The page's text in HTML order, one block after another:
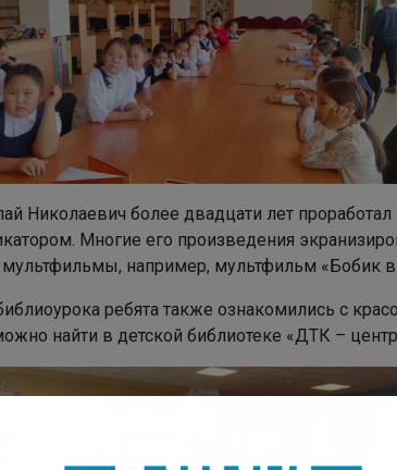
Николаевич более двадцати лет
Многие его произведения
например, мультфильм «Бобик в
ребята также ознакомились с
найти в детской библиотеке «ДТК – центр